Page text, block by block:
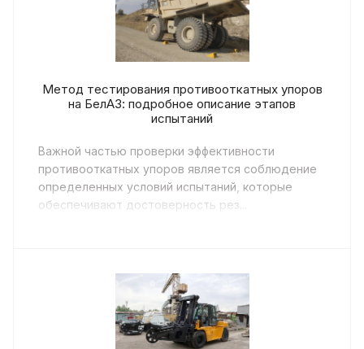
Метод тестирования противооткатных упоров
на БелАЗ: подробное описание этапов
испытаний
Важной частью проверки эффективности
противооткатных упоров является соблюдение
определенных условий испытаний, которые
обеспечивают достоверность рез...